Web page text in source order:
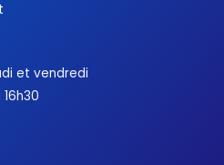
et vendredi